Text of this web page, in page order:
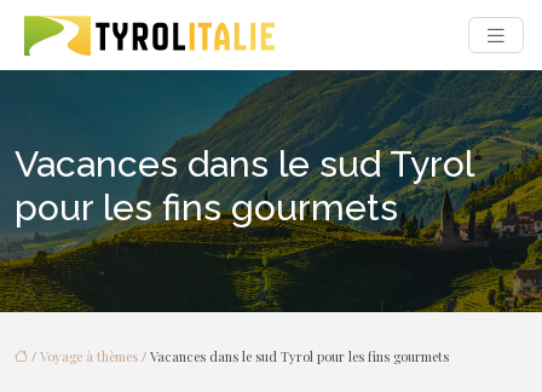
Vacances dans le sud Tyrol
pour les fins gourmets
/ Voyage à thèmes / Vacances dans le sud Tyrol pour les fins gourmets